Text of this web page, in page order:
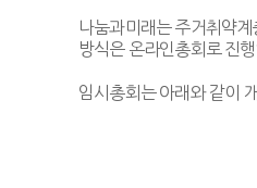
나눔과미래는 주거취약
방식은 온라인총회로 진
임시총회는 아래와 같이